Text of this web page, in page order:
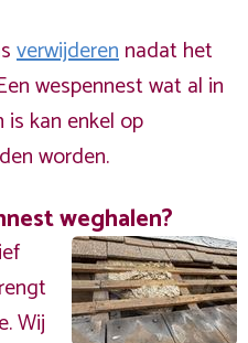
verwijderennadat het
wespennest wat al in
kan enkel op
worden.
weghalen?
Wij